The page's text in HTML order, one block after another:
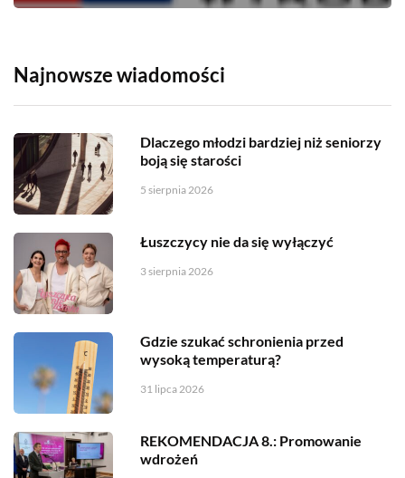
Najnowsze wiadomości
Dlaczego młodzi bardziej niż seniorzy
boją się starości
5 sierpnia 2026
Łuszczycy nie da się wyłączyć
3 sierpnia 2026
Gdzie szukać schronienia przed
wysoką temperaturą?
31 lipca 2026
REKOMENDACJA 8.: Promowanie
wdrożeń